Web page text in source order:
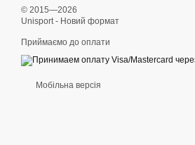
© 2015—2026
Unisport - Новий формат
Приймаємо до оплати
Мобільна версія